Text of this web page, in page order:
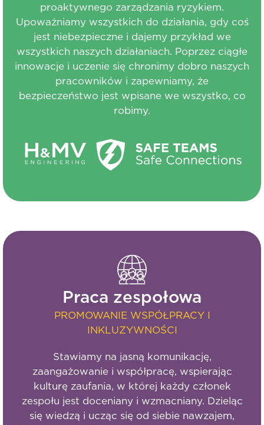
proaktywnego zarządzania ryzykiem.
Upoważniamy wszystkich do działania, gdy coś
jest niebezpieczne i dajemy przykład we
wszystkich naszych działaniach. Poprzez ciągłe
innowacje i uczenie się chronimy dobro naszych
pracowników i zapewniamy, że
bezpieczeństwo jest wpisane we wszystko, co
robimy.
Praca zespołowa
PROMOWANIE WSPÓŁPRACY I
INKLUZYWNOŚCI
Stawiamy na jasną komunikację,
zaangażowanie i współpracę, wspierając
kulturę zaufania, w której każdy członek
zespołu jest doceniany i wzmacniany. Dzieląc
się wiedzą i ucząc się od siebie nawzajem,